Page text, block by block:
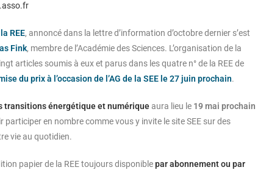
REE, annoncé dans la lettre d’information d’octobre dernier s’est
Fink, membre de l’Académie des Sciences. L’organisation de la
articles soumis à eux et parus dans les quatre n° de la REE de
du prix à l’occasion de l’AG de la SEE le 27 juin prochain.
transitions énergétique et numériqueaura lieu le 19 mai prochain
participer en nombre comme vous y invite le site SEE sur des
vie au quotidien.
papier de la REE toujours disponibleparabonnementou par